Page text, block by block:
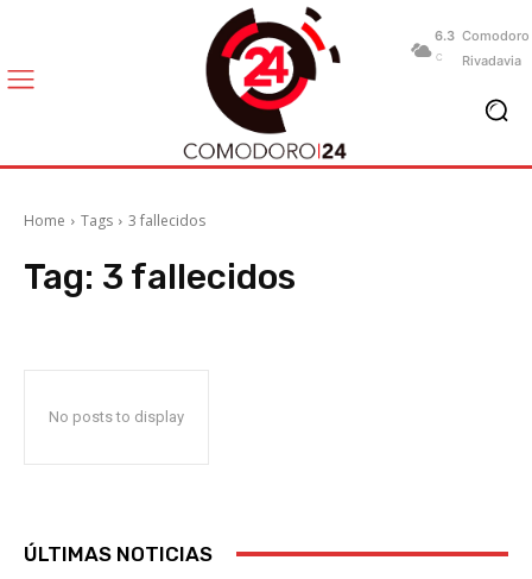
6.3
C
Comodoro
Rivadavia
Home Tags 3 fallecidos
Tag: 3 fallecidos
No posts to display
ÚLTIMAS NOTICIAS